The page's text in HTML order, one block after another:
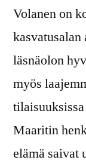
Volanen on
läsnäolon
myös
Maaritin
elämä saivat